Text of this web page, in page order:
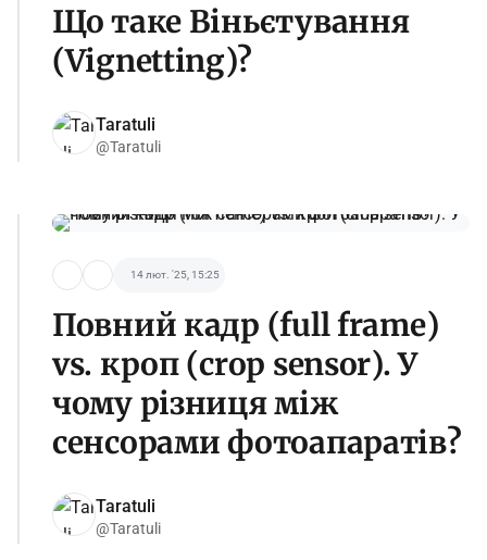
Що таке Віньєтування
(Vignetting)?
Taratuli
@Taratuli
14 лют. '25, 15:25
Повний кадр (full frame)
vs. кроп (crop sensor). У
чому різниця між
сенсорами фотоапаратів?
Taratuli
@Taratuli